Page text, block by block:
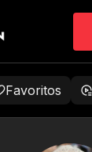
Favoritos